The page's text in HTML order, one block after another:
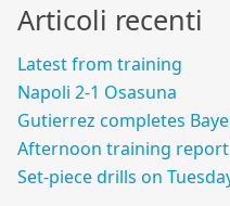
Articoli recenti
Latest from training
Napoli 2-1 Osasuna
Gutierrez completes
Afternoon training report
Set-piece drills on